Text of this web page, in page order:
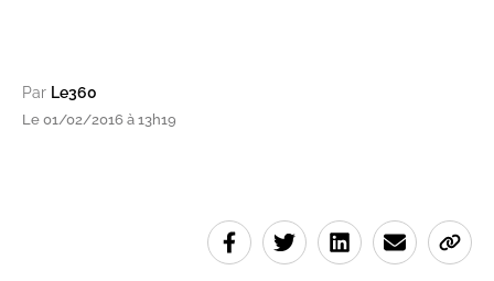
Par Le360
Le 01/02/2016 à 13h19